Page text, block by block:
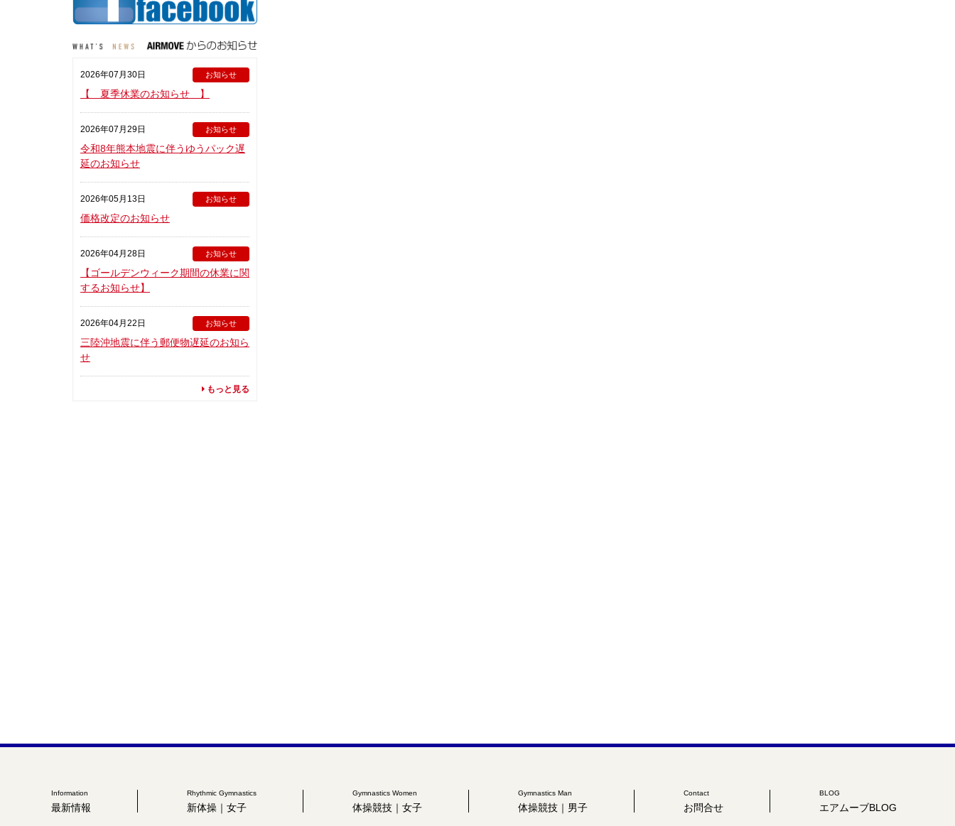
2026年07月30日 お知らせ
【 夏季休業のお知らせ 】
2026年07月29日 お知らせ
令和8年熊本地震に伴うゆうパック遅
延のお知らせ
2026年05月13日 お知らせ
価格改定のお知らせ
2026年04月28日 お知らせ
【ゴールデンウィーク期間の休業に関
するお知らせ】
2026年04月22日 お知らせ
三陸沖地震に伴う郵便物遅延のお知ら
せ
もっと見る
Information
最新情報
Rhythmic Gymnastics
新体操｜女子
Gymnastics Women
体操競技｜女子
Gymnastics Man
体操競技｜男子
Contact
お問合せ
BLOG
エアムーブBLOG